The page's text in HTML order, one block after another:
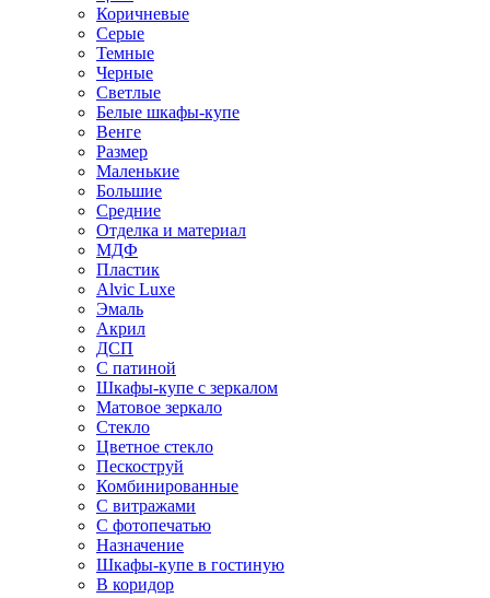
Коричневые
Серые
Темные
Черные
Светлые
Белые шкафы-купе
Венге
Размер
Маленькие
Большие
Средние
Отделка и материал
МДФ
Пластик
Alvic Luxe
Эмаль
Акрил
ДСП
С патиной
Шкафы-купе с зеркалом
Матовое зеркало
Стекло
Цветное стекло
Пескоструй
Комбинированные
С витражами
С фотопечатью
Назначение
Шкафы-купе в гостиную
В коридор